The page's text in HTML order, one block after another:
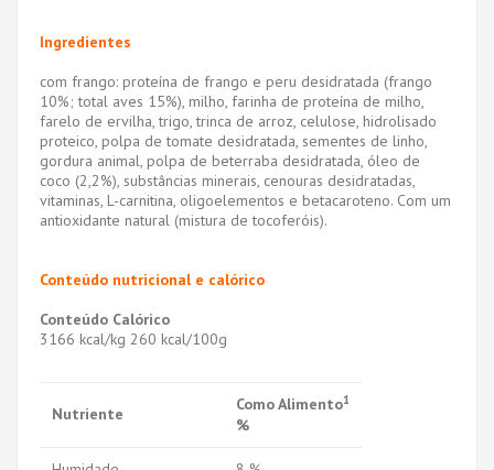
Ingredientes
com frango: proteína de frango e peru desidratada (frango
10%; total aves 15%), milho, farinha de proteína de milho,
farelo de ervilha, trigo, trinca de arroz, celulose, hidrolisado
proteico, polpa de tomate desidratada, sementes de linho,
gordura animal, polpa de beterraba desidratada, óleo de
coco (2,2%), substâncias minerais, cenouras desidratadas,
vitaminas, L-carnitina, oligoelementos e betacaroteno. Com um
antioxidante natural (mistura de tocoferóis).
Conteúdo nutricional e calórico
Conteúdo Calórico
3166 kcal/kg 260 kcal/100g
Nutriente Como Alimento1
%